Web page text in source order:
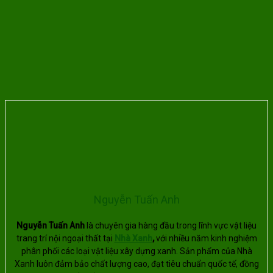
Nguyễn Tuấn Anh
Nguyễn Tuấn Anh là chuyên gia hàng đầu trong lĩnh vực vật liệu
trang trí nội ngoại thất tại Nhà Xanh,với nhiều năm kinh nghiệm
phân phối các loại vật liệu xây dựng xanh. Sản phẩm của Nhà
Xanh luôn đảm bảo chất lượng cao, đạt tiêu chuẩn quốc tế, đồng